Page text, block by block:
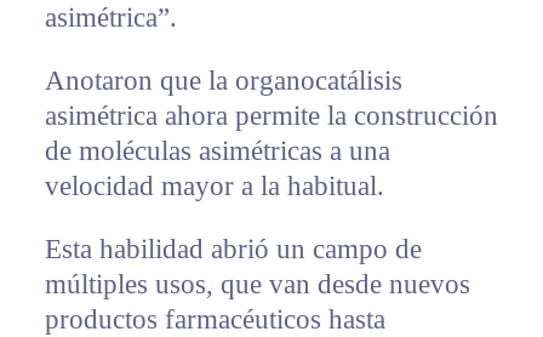
asimétrica”.
Anotaron que la organocatálisis
asimétrica ahora permite la construcción
de moléculas asimétricas a una
velocidad mayor a la habitual.
Esta habilidad abrió un campo de
múltiples usos, que van desde nuevos
productos farmacéuticos hasta